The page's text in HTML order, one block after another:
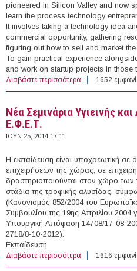
pioneered in Silicon Valley and now
learn the process technology
It involves taking a technology idea
commercial opportunity, gathering
figuring out how to sell and market
To gain practical experience
and work on startup projects in those
Διαβάστε περισσότερα για 14-24/07/
Technology
1652
Νέα Σεμινάρια Υγιεινής
Ε.Φ.Ε.Τ.
ΙΟΥΝ 25, 2014 17:11
Η εκπαίδευση είναι υποχρεωτική
επιχειρήσεων της χώρας, σε
δραστηριοποιούνται στον χώρο
στάδια της τροφικής αλυσίδας,
(Κανονισμός 852/2004 του
Συμβουλίου της 19ης Απριλίου 2004
Υπουργική Απόφαση 14708/17-08-
2718/8-10-2012).
Εκπαίδευση
Διαβάστε περισσότερα για Νέα
Ε.Φ.Ε.Τ.
1616